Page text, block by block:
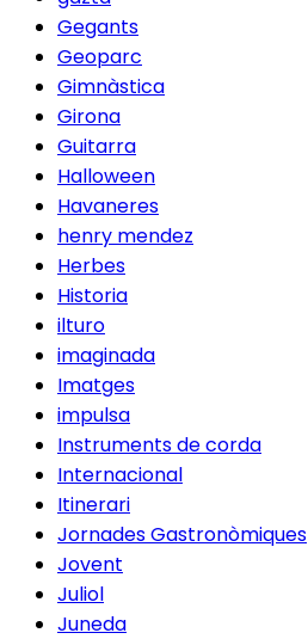
Gegants
Geoparc
Gimnàstica
Girona
Guitarra
Halloween
Havaneres
henry mendez
Herbes
Historia
ilturo
imaginada
Imatges
impulsa
Instruments de corda
Internacional
Itinerari
Jornades Gastronòmiques
Jovent
Juliol
Juneda